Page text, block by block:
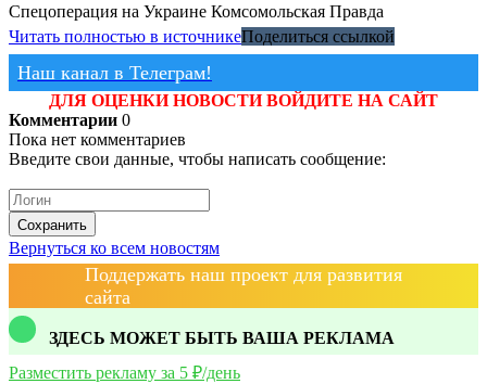
Спецоперация на Украине Комсомольская Правда
Читать полностью в источникеПоделиться ссылкой
Наш канал в Телеграм!
ДЛЯ ОЦЕНКИ НОВОСТИ ВОЙДИТЕ НА САЙТ
Комментарии 0
Пока нет комментариев
Введите свои данные, чтобы написать сообщение:
Сохранить
Вернуться ко всем новостям
Поддержать наш проект для развития
сайта
ЗДЕСЬ МОЖЕТ БЫТЬ ВАША РЕКЛАМА
Разместить рекламу за 5 ₽/день